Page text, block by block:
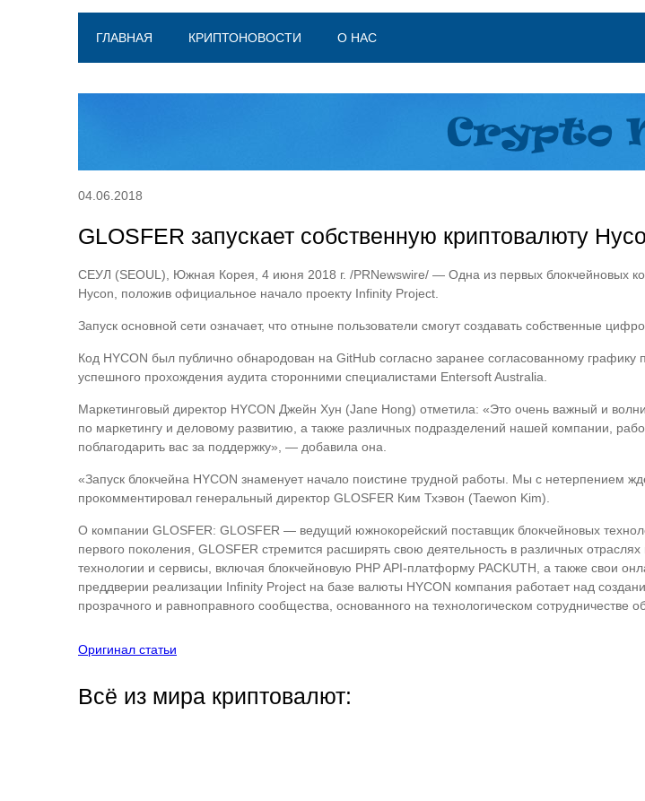
ГЛАВНАЯ КРИПТОНОВОСТИ О НАС
04.06.2018
GLOSFER запускает собственную криптовалюту
СЕУЛ (SEOUL), Южная Корея, 4 июня 2018 г. /PRNewswire/ — Одна из первых блокчейновых
Hycon, положив официальное начало проекту Infinity Project.
Запуск основной сети означает, что отныне пользователи смогут создавать собственные
Код HYCON был публично обнародован на GitHub согласно заранее согласованному
успешного прохождения аудита сторонними специалистами Entersoft Australia.
Маркетинговый директор HYCON Джейн Хун (Jane Hong) отметила: «Это очень важный и
по маркетингу и деловому развитию, а также различных подразделений нашей компании,
поблагодарить вас за поддержку», — добавила она.
«Запуск блокчейна HYCON знаменует начало поистине трудной работы. Мы с нетерпением
прокомментировал генеральный директор GLOSFER Ким Тхэвон (Taewon Kim).
О компании GLOSFER: GLOSFER — ведущий южнокорейский поставщик блокчейновых
первого поколения, GLOSFER стремится расширять свою деятельность в различных
технологии и сервисы, включая блокчейновую PHP API-платформу PACKUTH, а также свои
преддверии реализации Infinity Project на базе валюты HYCON компания работает над
прозрачного и равноправного сообщества, основанного на технологическом сотрудничестве
Оригинал статьи
Всё из мира криптовалют: